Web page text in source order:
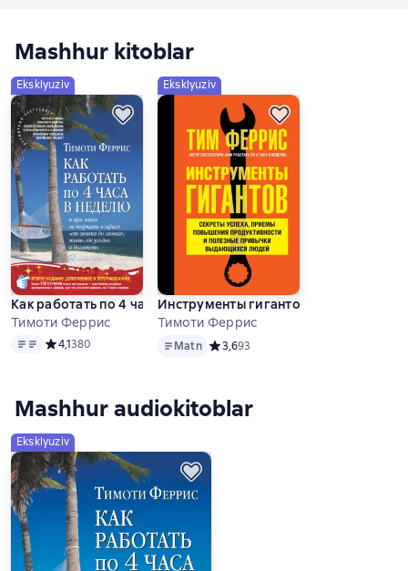
Mashhur kitoblar
Eksklyuziv
Как работать по 4 часа в неделю и при этом не торчать в
Тимоти Феррис
Matn Средний рейтинг 4,1 на основе 380 оценок
4,1380
Eksklyuziv
Инструменты гигантов. Секреты
Тимоти Феррис
MatnMatn Средний рейтинг 3,6 на основе 93
3,693
Mashhur audiokitoblar
Eksklyuziv